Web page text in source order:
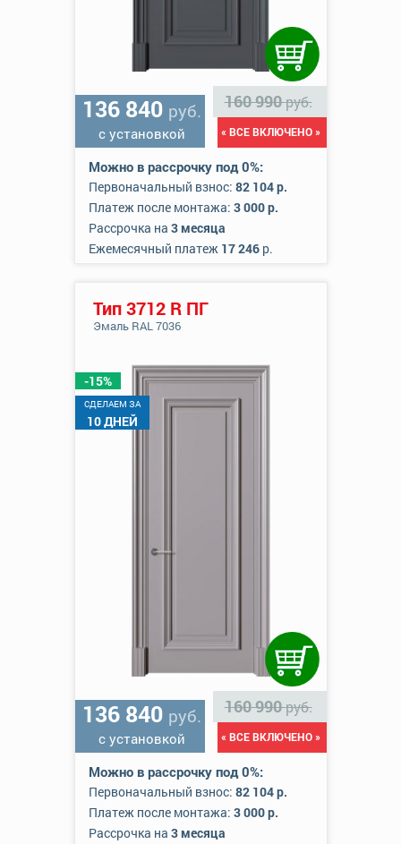
136 840 руб.
с установкой
160 990руб.
« ВСЕ ВКЛЮЧЕНО »
Можно в рассрочку под 0%:
Первоначальный взнос: 82 104 р.
Платеж после монтажа: 3 000 р.
Рассрочка на 3 месяца
Ежемесячный платеж 17 246р.
-15%
CДЕЛАЕМ ЗА
10 ДНЕЙ
Тип 3712 R ПГ
Эмаль RAL 7036
136 840 руб.
с установкой
160 990руб.
« ВСЕ ВКЛЮЧЕНО »
Можно в рассрочку под 0%:
Первоначальный взнос: 82 104 р.
Платеж после монтажа: 3 000 р.
Рассрочка на 3 месяца